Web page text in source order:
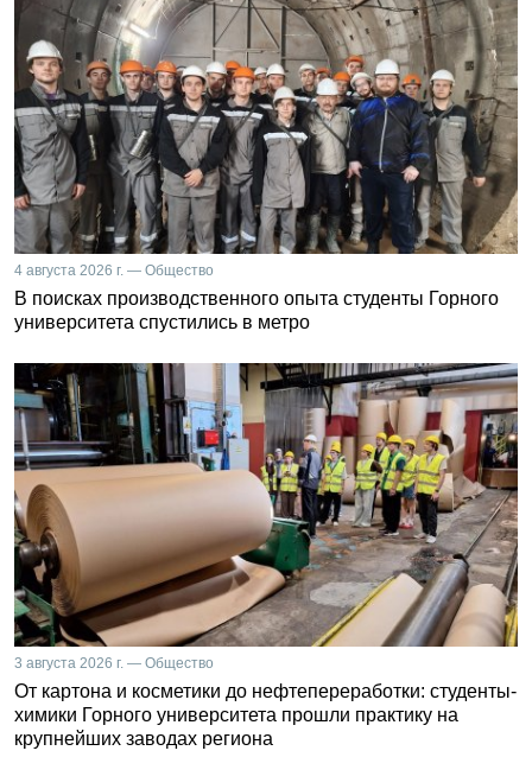
4 августа 2026 г. — Общество
В поисках производственного опыта студенты Горного
университета спустились в метро
3 августа 2026 г. — Общество
От картона и косметики до нефтепереработки: студенты-
химики Горного университета прошли практику на
крупнейших заводах региона